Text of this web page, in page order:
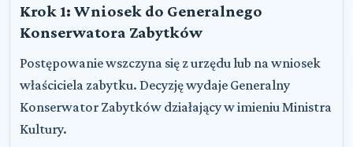
Krok 1: Wniosek do Generalnego
Konserwatora Zabytków
Postępowanie wszczyna się z urzędu lub na wniosek
właściciela zabytku. Decyzję wydaje Generalny
Konserwator Zabytków działający w imieniu Ministra
Kultury.